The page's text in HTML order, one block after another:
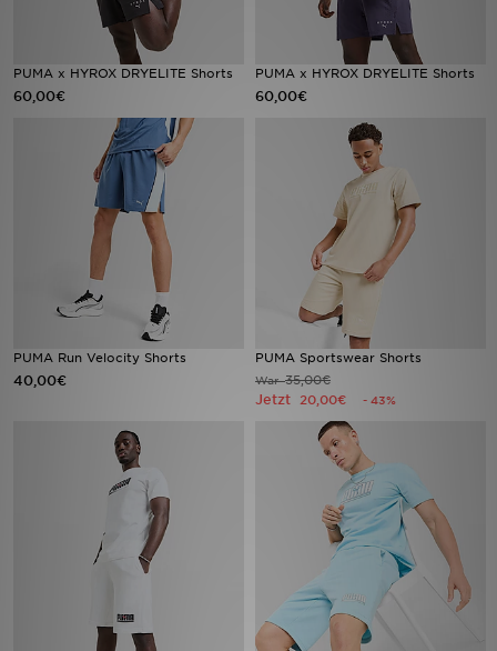
PUMA x HYROX DRYELITE Shorts
60,00€
PUMA x HYROX DRYELITE Shorts
60,00€
PUMA Run Velocity Shorts
40,00€
PUMA Sportswear Shorts
War35,00€
Jetzt 20,00€ - 43%
JD Exklusives
Lade Die APP
Geschenkkarte
Filialfinder
Meine Nachrichten
Bestellverfolgung
Hilfe & Kontakt
Trending Styles